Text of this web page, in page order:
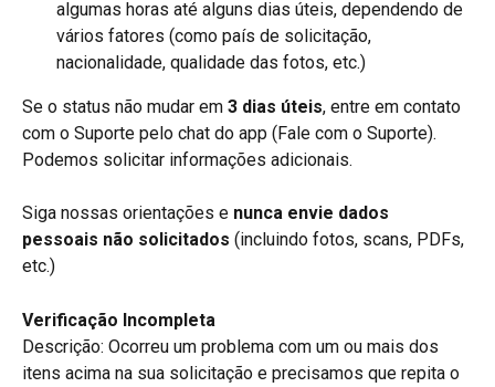
algumas horas até alguns dias úteis, dependendo de
vários fatores (como país de solicitação,
nacionalidade, qualidade das fotos, etc.)
Se o status não mudar em 3 dias úteis, entre em contato
com o Suporte pelo chat do app (Fale com o Suporte).
Podemos solicitar informações adicionais.
Siga nossas orientações e nunca envie dados
pessoais não solicitados (incluindo fotos, scans, PDFs,
etc.)
Verificação Incompleta
Descrição: Ocorreu um problema com um ou mais dos
itens acima na sua solicitação e precisamos que repita o